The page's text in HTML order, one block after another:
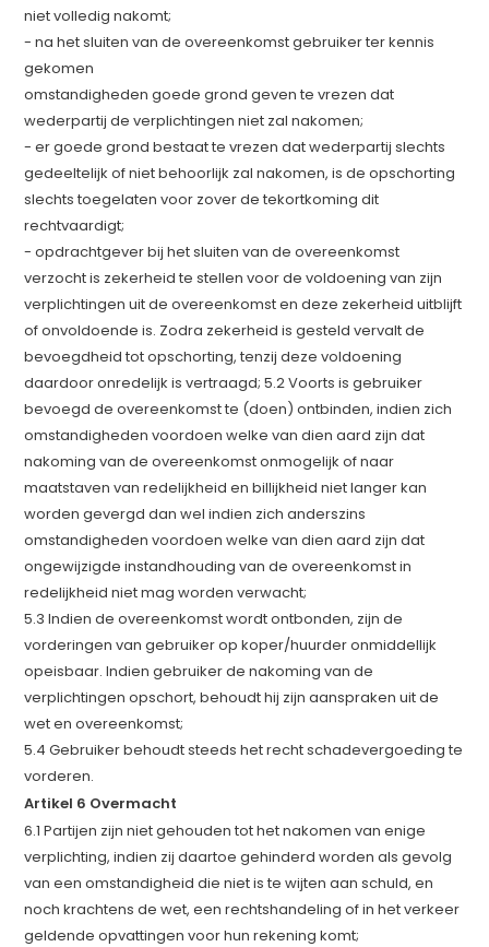
niet volledig nakomt;
- na het sluiten van de overeenkomst gebruiker ter kennis
gekomen
omstandigheden goede grond geven te vrezen dat
wederpartij de verplichtingen niet zal nakomen;
- er goede grond bestaat te vrezen dat wederpartij slechts
gedeeltelijk of niet behoorlijk zal nakomen, is de opschorting
slechts toegelaten voor zover de tekortkoming dit
rechtvaardigt;
- opdrachtgever bij het sluiten van de overeenkomst
verzocht is zekerheid te stellen voor de voldoening van zijn
verplichtingen uit de overeenkomst en deze zekerheid uitblijft
of onvoldoende is. Zodra zekerheid is gesteld vervalt de
bevoegdheid tot opschorting, tenzij deze voldoening
daardoor onredelijk is vertraagd; 5.2 Voorts is gebruiker
bevoegd de overeenkomst te (doen) ontbinden, indien zich
omstandigheden voordoen welke van dien aard zijn dat
nakoming van de overeenkomst onmogelijk of naar
maatstaven van redelijkheid en billijkheid niet langer kan
worden gevergd dan wel indien zich anderszins
omstandigheden voordoen welke van dien aard zijn dat
ongewijzigde instandhouding van de overeenkomst in
redelijkheid niet mag worden verwacht;
5.3 Indien de overeenkomst wordt ontbonden, zijn de
vorderingen van gebruiker op koper/huurder onmiddellijk
opeisbaar. Indien gebruiker de nakoming van de
verplichtingen opschort, behoudt hij zijn aanspraken uit de
wet en overeenkomst;
5.4 Gebruiker behoudt steeds het recht schadevergoeding te
vorderen.
Artikel 6 Overmacht
6.1 Partijen zijn niet gehouden tot het nakomen van enige
verplichting, indien zij daartoe gehinderd worden als gevolg
van een omstandigheid die niet is te wijten aan schuld, en
noch krachtens de wet, een rechtshandeling of in het verkeer
geldende opvattingen voor hun rekening komt;